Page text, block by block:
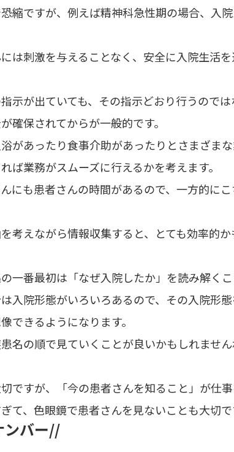
縮ですが、例えば精神科急性期の場合、入
は刺激を与えることなく、安全に入院生活
示が出ていても、その指示どおり行うので
確保されてからが一般的です。
があったり食事介助があったりとさまざま
ば業務がスムーズに行えるかを考えます。
にも患者さんの時間があるので、一方的に
考えながら情報収集すると、とても効率的か
一番最初は「なぜ入院したか」を読み解くこ
入院形態がいろいろあるので、その入院形
できるようになります。
名の順で見ていくことが良いかもしれません
ですが、「今の患者さんを知ること」が仕
て、色眼鏡で患者さんを見ないことも大切で
ンバー//